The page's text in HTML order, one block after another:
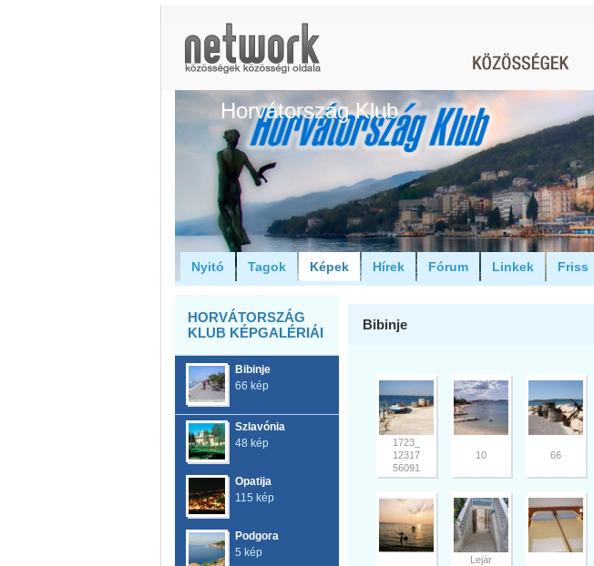
Horvátország Klub
Nyitó Tagok Képek Hírek Fórum Linkek Friss
HORVÁTORSZÁG
KLUB KÉPGALÉRIÁI
Bibinje
66 kép
Szlavónia
48 kép
Opatija
115 kép
Podgora
5 kép
Bibinje
1723_
12317
56091
10 66
Lejár